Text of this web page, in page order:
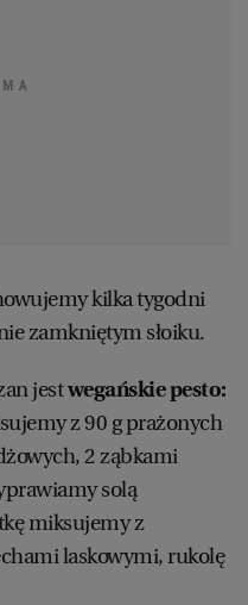
kilka tygodni
zamkniętym słoiku.
jestwegańskie pesto:
z 90 g prażonych
2 ząbkami
solą
miksujemy z
laskowymi, rukolę